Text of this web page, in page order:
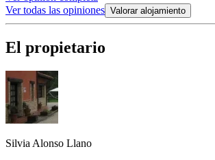
Ver todas las opiniones Valorar alojamiento
El propietario
Silvia Alonso Llano